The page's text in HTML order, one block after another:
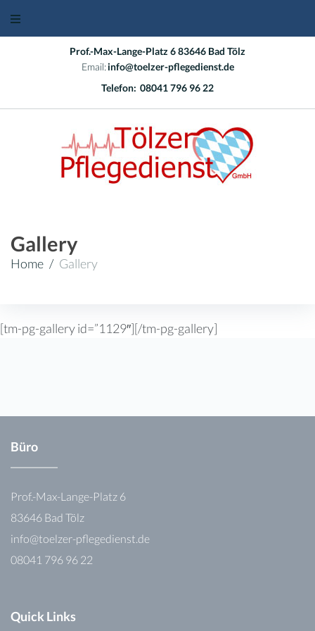
Prof.-Max-Lange-Platz 6 83646 Bad Tölz
Email:info@toelzer-pflegedienst.de
Telefon: 08041 796 96 22
Gallery
Home / Gallery
[tm-pg-gallery id=”1129″][/tm-pg-gallery]
Büro
Prof.-Max-Lange-Platz 6
83646 Bad Tölz
info@toelzer-pflegedienst.de
08041 796 96 22
Quick Links